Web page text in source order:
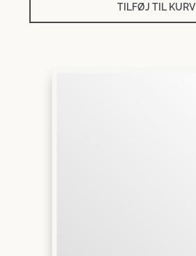
TILFØJ TIL KURV